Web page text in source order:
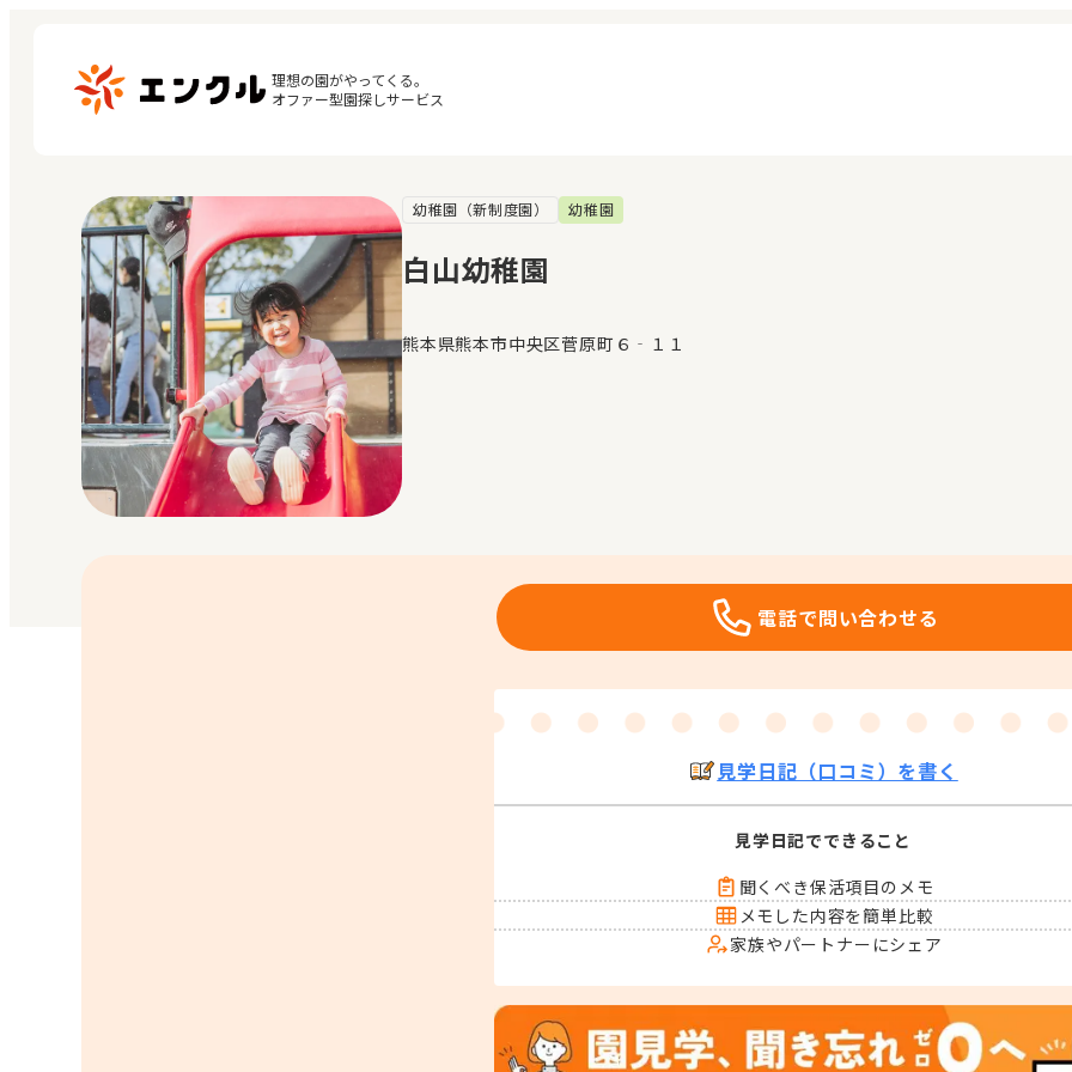
理想の園がやってくる。
オファー型園探しサービス
保育園・幼稚園を探す
地図から探す
地域から探す
マイページ
閲覧履歴
お気に入り
幼稚園（新制度園） 幼稚園
白山幼稚園
熊本県熊本市中央区菅原町６‐１１
電話で問い合わせる
見学日記（口コミ）を書く
見学日記でできること
聞くべき保活項目のメモ
メモした内容を簡単比較
家族やパートナーにシェア